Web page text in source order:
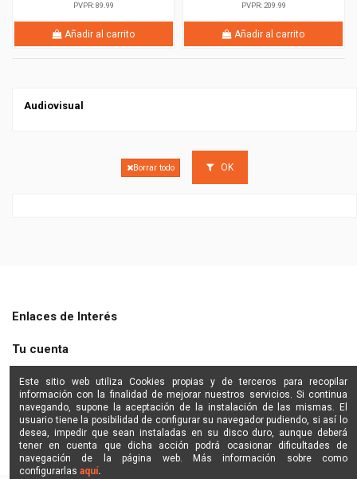
PVPR: 89.99
Añadir al carrito
PVPR: 209.99
Añadir al carrito
Audiovisual
Borrar todo OK
Enlaces de Interés
Tu cuenta
Shine Star
Contactanos
Este sitio web utiliza Cookies propias y de terceros para recopilar
información con la finalidad de mejorar nuestros servicios. Si continua
navegando, supone la aceptación de la instalación de las mismas. El
usuario tiene la posibilidad de configurar su navegador pudiendo, si así lo
desea, impedir que sean instaladas en su disco duro, aunque deberá
tener en cuenta que dicha acción podrá ocasionar dificultades de
navegación de la página web. Más información sobre como
configurarlas aquí.